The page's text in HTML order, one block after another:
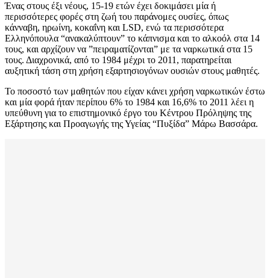
Ένας στους έξι νέους, 15-19 ετών έχει δοκιμάσει μία ή
περισσότερες φορές στη ζωή του παράνομες ουσίες, όπως
κάνναβη, ηρωίνη, κοκαΐνη και LSD, ενώ τα περισσότερα
Ελληνόπουλα “ανακαλύπτουν” το κάπνισμα και το αλκοόλ στα 14
τους, και αρχίζουν να ”πειραματίζονται” με τα ναρκωτικά στα 15
τους. Διαχρονικά, από το 1984 μέχρι το 2011, παρατηρείται
αυξητική τάση στη χρήση εξαρτησιογόνων ουσιών στους μαθητές.
Το ποσοστό των μαθητών που είχαν κάνει χρήση ναρκωτικών έστω
και μία φορά ήταν περίπου 6% το 1984 και 16,6% το 2011 λέει η
υπεύθυνη για το επιστημονικό έργο του Κέντρου Πρόληψης της
Εξάρτησης και Προαγωγής της Υγείας “Πυξίδα” Μάρω Βασσάρα.